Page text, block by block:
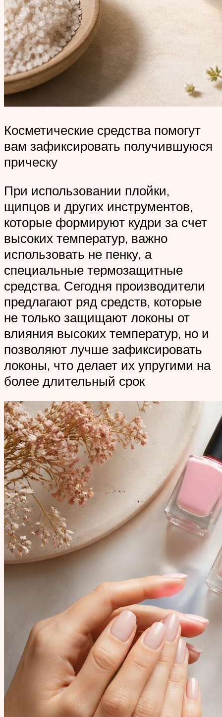
Косметические средства помогут
вам зафиксировать получившуюся
прическу
При использовании плойки,
щипцов и других инструментов,
которые формируют кудри за счет
высоких температур, важно
использовать не пенку, а
специальные термозащитные
средства. Сегодня производители
предлагают ряд средств, которые
не только защищают локоны от
влияния высоких температур, но и
позволяют лучше зафиксировать
локоны, что делает их упругими на
более длительный срок